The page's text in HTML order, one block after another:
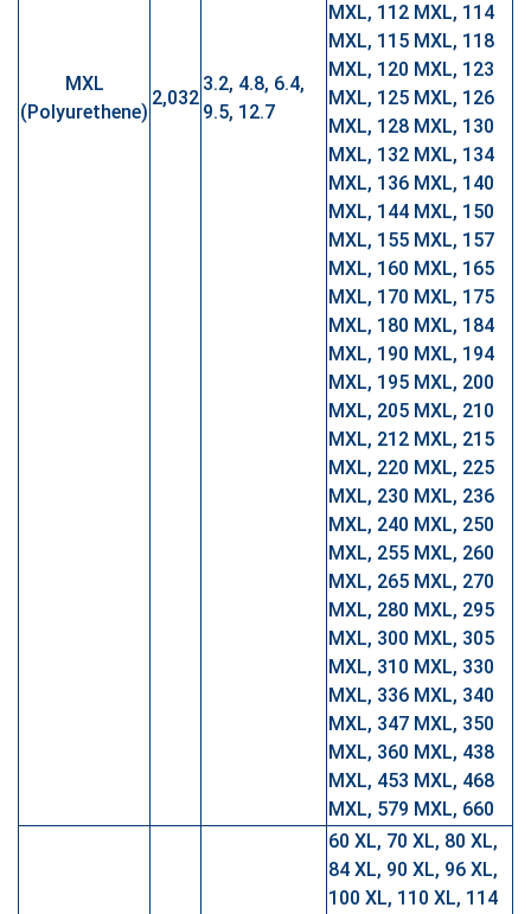
MXL
(Polyurethene)
2,032
3.2, 4.8, 6.4,
9.5, 12.7
MXL, 112 MXL, 114
MXL, 115 MXL, 118
MXL, 120 MXL, 123
MXL, 125 MXL, 126
MXL, 128 MXL, 130
MXL, 132 MXL, 134
MXL, 136 MXL, 140
MXL, 144 MXL, 150
MXL, 155 MXL, 157
MXL, 160 MXL, 165
MXL, 170 MXL, 175
MXL, 180 MXL, 184
MXL, 190 MXL, 194
MXL, 195 MXL, 200
MXL, 205 MXL, 210
MXL, 212 MXL, 215
MXL, 220 MXL, 225
MXL, 230 MXL, 236
MXL, 240 MXL, 250
MXL, 255 MXL, 260
MXL, 265 MXL, 270
MXL, 280 MXL, 295
MXL, 300 MXL, 305
MXL, 310 MXL, 330
MXL, 336 MXL, 340
MXL, 347 MXL, 350
MXL, 360 MXL, 438
MXL, 453 MXL, 468
MXL, 579 MXL, 660
60 XL, 70 XL, 80 XL,
84 XL, 90 XL, 96 XL,
100 XL, 110 XL, 114